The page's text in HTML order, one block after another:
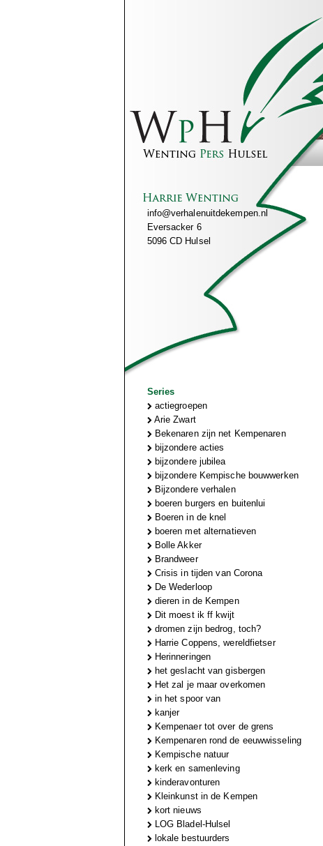
info@verhalenuitdekempen.nl
Eversacker 6
5096 CD Hulsel
Series
actiegroepen
Arie Zwart
Bekenaren zijn net Kempenaren
bijzondere acties
bijzondere jubilea
bijzondere Kempische bouwwerken
Bijzondere verhalen
boeren burgers en buitenlui
Boeren in de knel
boeren met alternatieven
Bolle Akker
Brandweer
Crisis in tijden van Corona
De Wederloop
dieren in de Kempen
Dit moest ik ff kwijt
dromen zijn bedrog, toch?
Harrie Coppens, wereldfietser
Herinneringen
het geslacht van gisbergen
Het zal je maar overkomen
in het spoor van
kanjer
Kempenaer tot over de grens
Kempenaren rond de eeuwwisseling
Kempische natuur
kerk en samenleving
kinderavonturen
Kleinkunst in de Kempen
kort nieuws
LOG Bladel-Hulsel
lokale bestuurders